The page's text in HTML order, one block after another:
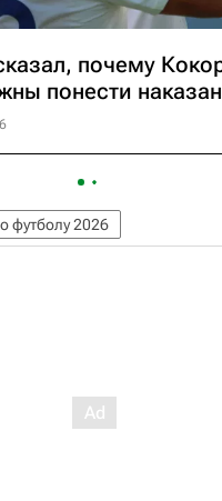
почему
понести
футболу 2026